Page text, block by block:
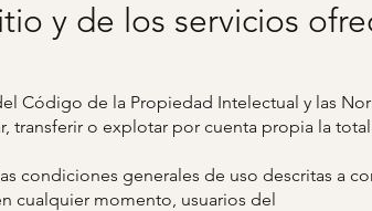
y de los servicios
Código de la Propiedad Intelectual y las
transferir o explotar por cuenta propia la
condiciones generales de uso descritas a
cualquier momento, usuarios del